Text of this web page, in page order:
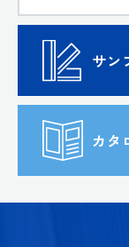
サン
カタ